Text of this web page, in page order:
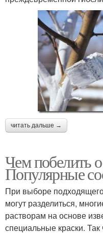
читать дальше →
Чем побелить
Популярные
При выборе
могут разделиться,
растворам на основе
специальные краски.